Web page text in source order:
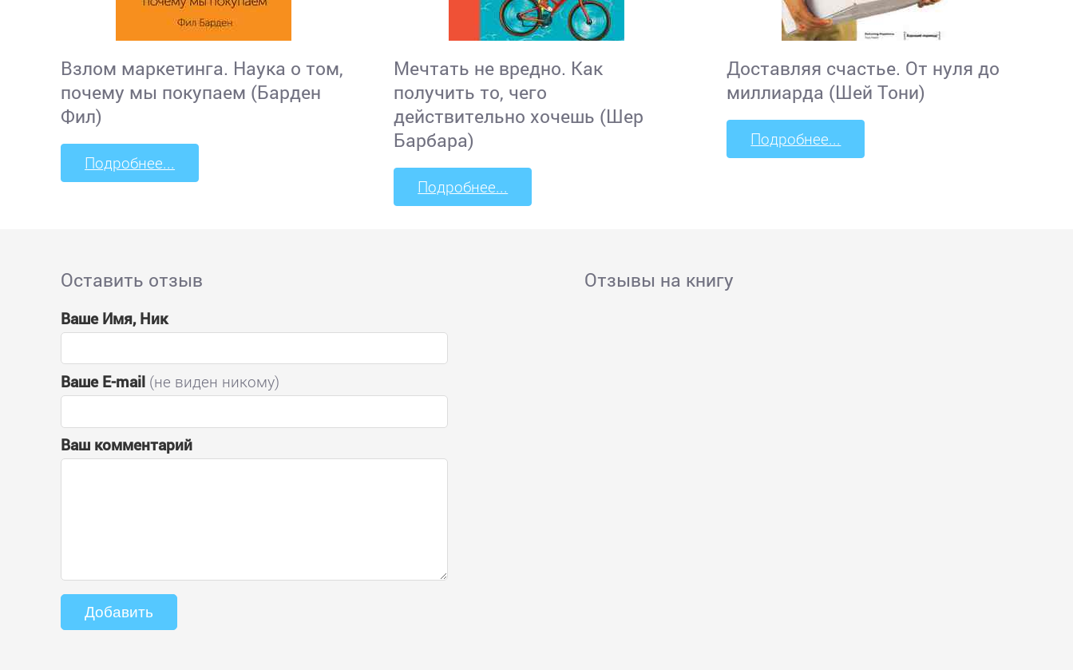
Взлом маркетинга. Наука о том,
почему мы покупаем (Барден
Фил)
Подробнее...
Мечтать не вредно. Как
получить то, чего
действительно хочешь (Шер
Барбара)
Подробнее...
Доставляя счастье. От нуля до
миллиарда (Шей Тони)
Подробнее...
Оставить отзыв
Ваше Имя, Ник
Ваше E-mail (не виден никому)
Ваш комментарий
Отзывы на книгу